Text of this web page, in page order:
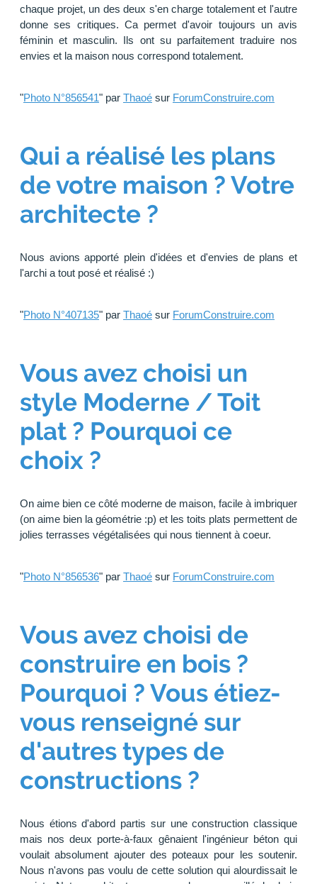
chaque projet, un des deux s'en charge totalement et l'autre
donne ses critiques. Ca permet d'avoir toujours un avis
féminin et masculin. Ils ont su parfaitement traduire nos
envies et la maison nous correspond totalement.
"Photo N°856541" par Thaoé sur ForumConstruire.com
Qui a réalisé les plans
de votre maison ? Votre
architecte ?
Nous avions apporté plein d'idées et d'envies de plans et
l'archi a tout posé et réalisé :)
"Photo N°407135" par Thaoé sur ForumConstruire.com
Vous avez choisi un
style Moderne / Toit
plat ? Pourquoi ce
choix ?
On aime bien ce côté moderne de maison, facile à imbriquer
(on aime bien la géométrie :p) et les toits plats permettent de
jolies terrasses végétalisées qui nous tiennent à coeur.
"Photo N°856536" par Thaoé sur ForumConstruire.com
Vous avez choisi de
construire en bois ?
Pourquoi ? Vous étiez-
vous renseigné sur
d'autres types de
constructions ?
Nous étions d'abord partis sur une construction classique
mais nos deux porte-à-faux gênaient l'ingénieur béton qui
voulait absolument ajouter des poteaux pour les soutenir.
Nous n'avons pas voulu de cette solution qui alourdissait le